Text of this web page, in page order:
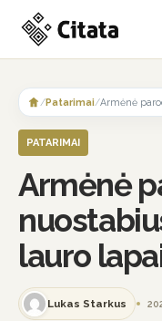
content
/Patarimai/Armėnė
PATARIMAI
Armėnė
lauro
Lukas Starkus